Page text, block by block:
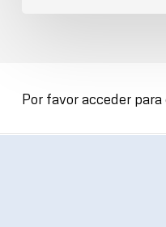
Por favor acceder